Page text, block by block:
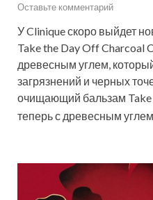
Оставьте комментарий
У Clinique скоро выйдет
Take the Day Off Charcoal
древесным углем,
загрязнений и черных
очищающий бальзам Take
теперь с древесным